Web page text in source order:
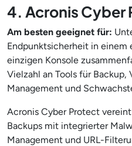
4. Acronis Cyber
Am besten geeignet für:
Endpunktsicherheit in einem
einzigen Konsole
Vielzahl an Tools für Backup,
Management und
Acronis Cyber Protect
Backups mit integrierter
Management und URL-